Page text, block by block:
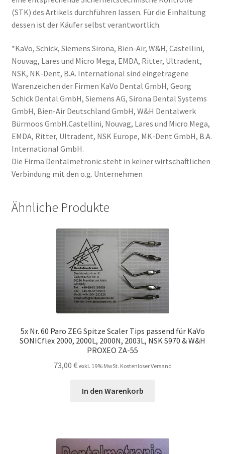
(STK) des Artikels durchführen lassen. Für die Einhaltung
dessen ist der Käufer selbst verantwortlich.
*KaVo, Schick, Siemens Sirona, Bien-Air, W&H, Castellini,
Nouvag, Lares und Micro Mega, EMDA, Ritter, Ultradent,
NSK, NK-Dent, B.A. International sind eingetragene
Warenzeichen der Firmen KaVo Dental GmbH, Georg
Schick Dental GmbH, Siemens AG, Sirona Dental Systems
GmbH, Bien-Air Deutschland GmbH, W&H Dentalwerk
Bürmoos GmbH.Castellini, Nouvag, Lares und Micro Mega,
EMDA, Ritter, Ultradent, NSK Europe, MK-Dent GmbH, B.A.
International GmbH.
Die Firma Dentalmetronic steht in keiner wirtschaftlichen
Verbindung mit den o.g. Unternehmen
Ähnliche Produkte
5x Nr. 60 Paro ZEG Spitze Scaler Tips passend für KaVo
SONICflex 2000, 2000L, 2000N, 2003L, NSK S970 & W&H
PROXEO ZA-55
73,00 € exkl. 19% MwSt. Kostenloser Versand
In den Warenkorb